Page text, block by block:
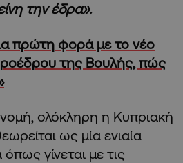
την έδρα».
πρώτη φορά με το νέο
της Βουλής, πώς
ολόκληρη η Κυπριακή
ως μία ενιαία
γίνεται με τις